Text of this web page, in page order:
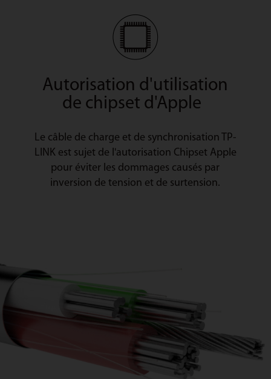
Autorisation d'utilisation
de chipset d'Apple
Le câble de charge et de synchronisation TP-
LINK est sujet de l'autorisation Chipset Apple
pour éviter les dommages causés par
inversion de tension et de surtension.